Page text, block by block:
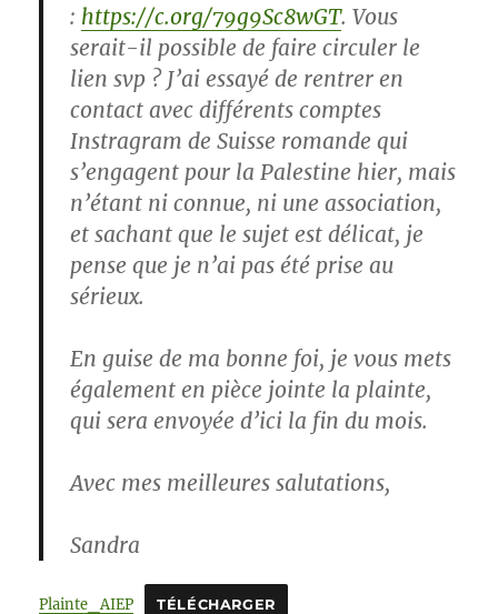
: https://c.org/79g9Sc8wGT. Vous
serait-il possible de faire circuler le
lien svp ? J’ai essayé de rentrer en
contact avec différents comptes
Instragram de Suisse romande qui
s’engagent pour la Palestine hier, mais
n’étant ni connue, ni une association,
et sachant que le sujet est délicat, je
pense que je n’ai pas été prise au
sérieux.
En guise de ma bonne foi, je vous mets
également en pièce jointe la plainte,
qui sera envoyée d’ici la fin du mois.
Avec mes meilleures salutations,
Sandra
Plainte_AIEP TÉLÉCHARGER